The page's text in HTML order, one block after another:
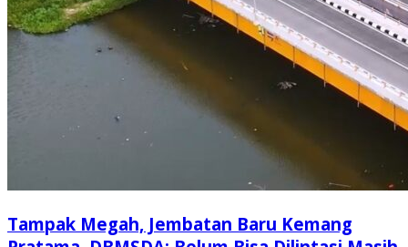
Tampak Megah, Jembatan Baru Kemang